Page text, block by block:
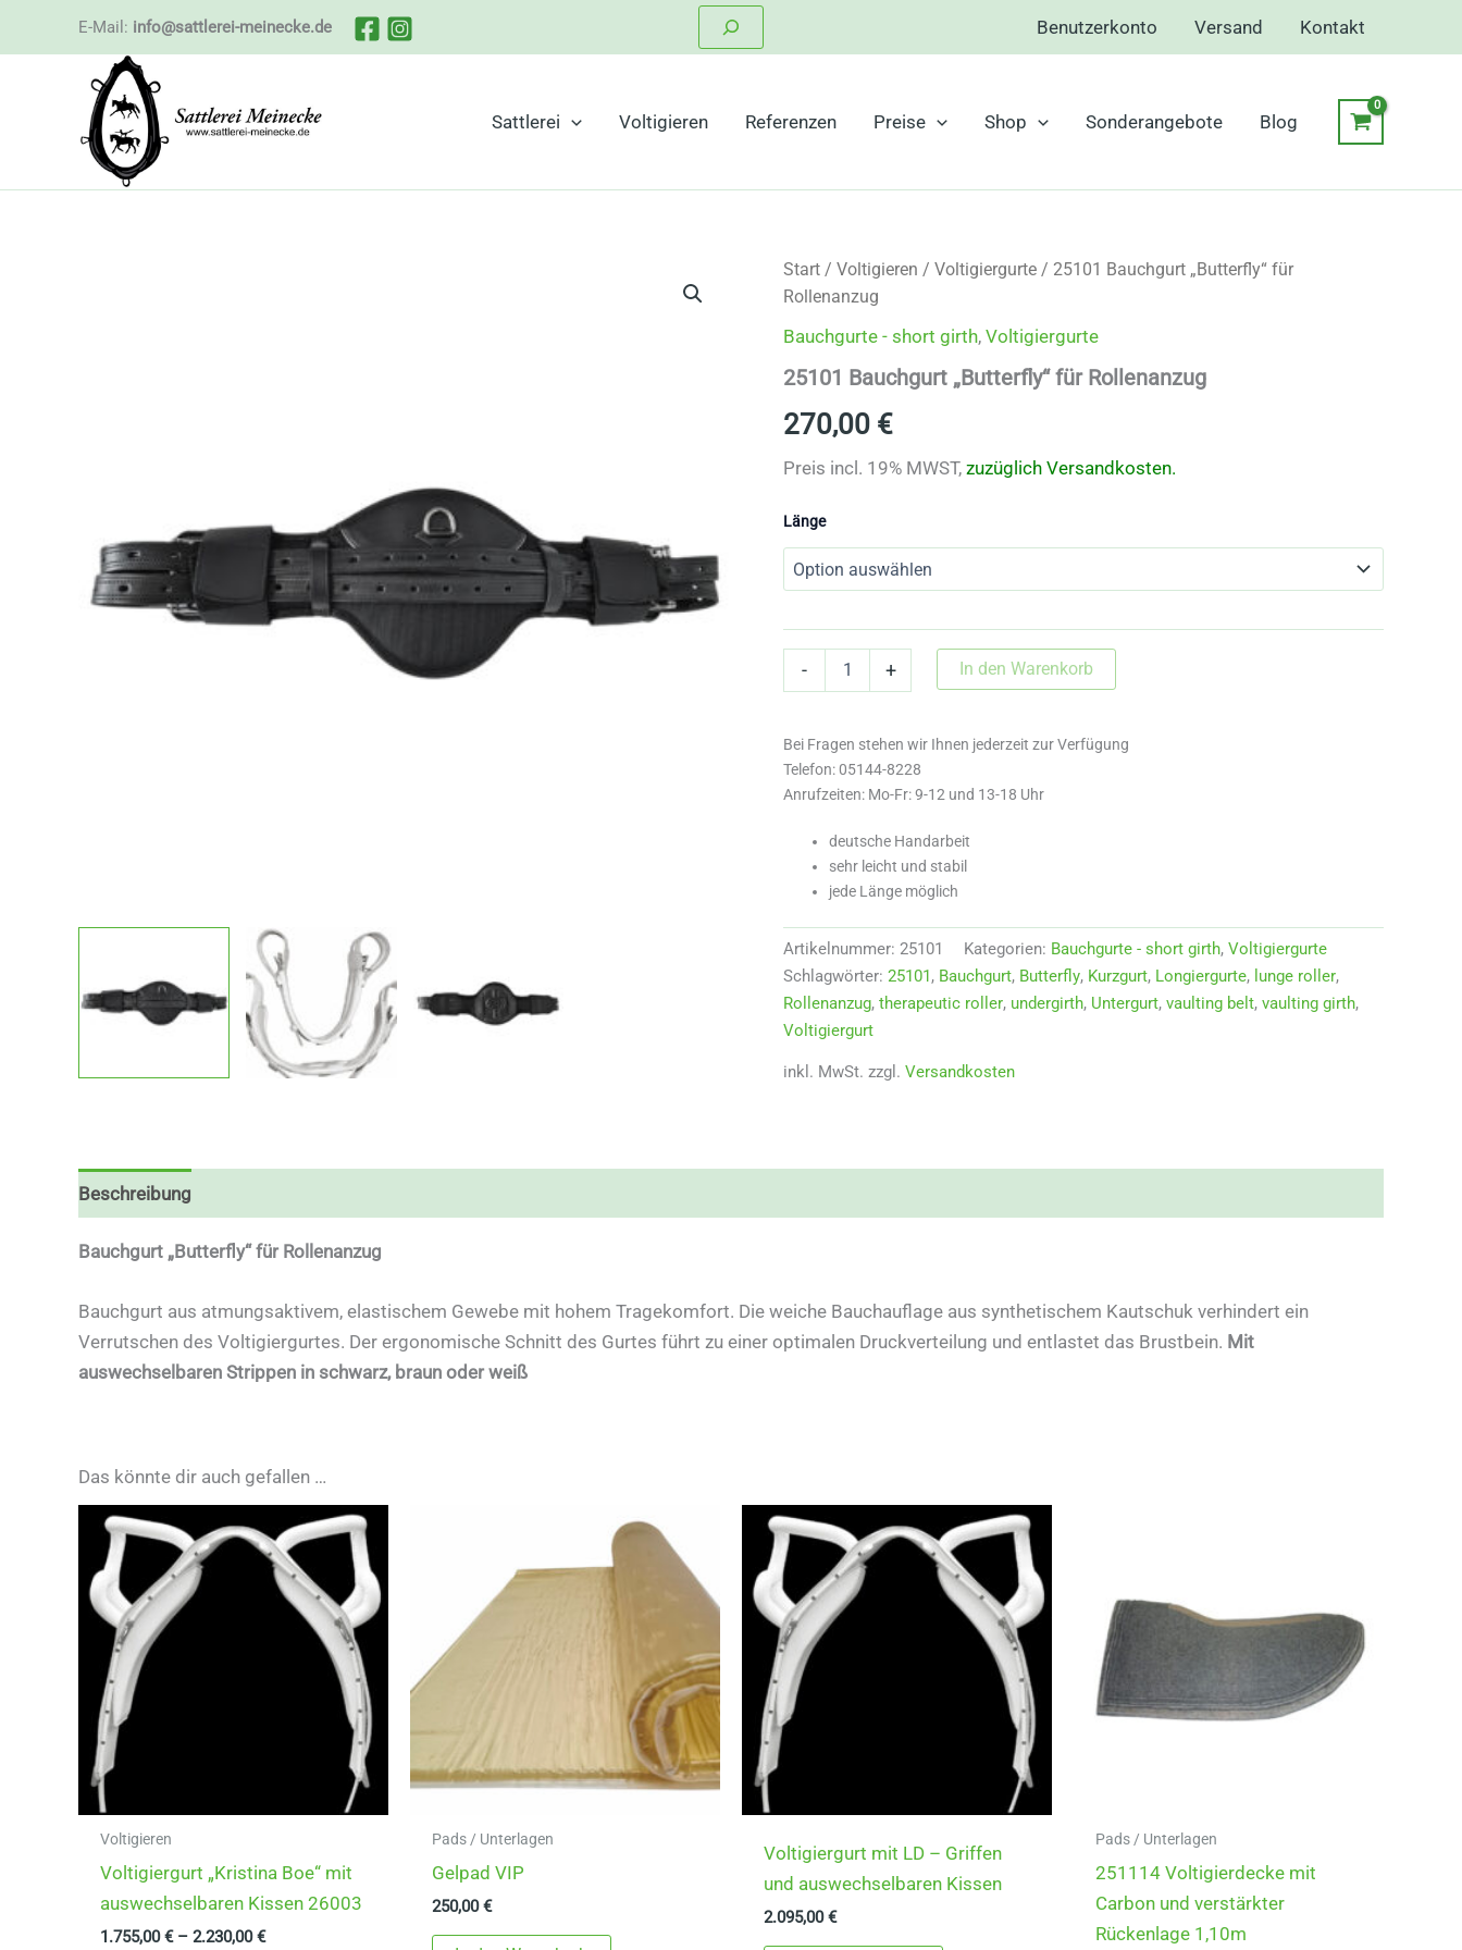
E-Mail: info@sattlerei-meinecke.de Benutzerkonto Versand Kontakt
Sattlerei Voltigieren Referenzen Preise Shop Sonderangebote Blog
Start / Voltigieren / Voltigiergurte / 25101 Bauchgurt „Butterfly“ für
Rollenanzug
Bauchgurte - short girth, Voltigiergurte
25101 Bauchgurt „Butterfly“ für Rollenanzug
270,00 €
Preis incl. 19% MWST, zuzüglich Versandkosten.
Länge
-
Bauchgurt
Rollenanzug
Menge
+ In den Warenkorb
Bei Fragen stehen wir Ihnen jederzeit zur Verfügung
Telefon: 05144-8228
Anrufzeiten: Mo-Fr: 9-12 und 13-18 Uhr
deutsche Handarbeit
sehr leicht und stabil
jede Länge möglich
Artikelnummer: 25101 Kategorien: Bauchgurte - short girth, Voltigiergurte
Schlagwörter: 25101, Bauchgurt, Butterfly, Kurzgurt, Longiergurte, lunge roller,
Rollenanzug, therapeutic roller, undergirth, Untergurt, vaulting belt, vaulting girth,
Voltigiergurt
inkl. MwSt. zzgl. Versandkosten
Beschreibung
Bauchgurt „Butterfly“ für Rollenanzug
Bauchgurt aus atmungsaktivem, elastischem Gewebe mit hohem Tragekomfort. Die weiche Bauchauflage aus synthetischem Kautschuk verhindert ein
Verrutschen des Voltigiergurtes. Der ergonomische Schnitt des Gurtes führt zu einer optimalen Druckverteilung und entlastet das Brustbein. Mit
auswechselbaren Strippen in schwarz, braun oder weiß
Das könnte dir auch gefallen …
Voltigieren
Voltigiergurt „Kristina Boe“ mit
auswechselbaren Kissen 26003
1.755,00€–2.230,00€
Pads / Unterlagen
Gelpad VIP
250,00€
Voltigiergurt mit LD – Griffen
und auswechselbaren Kissen
2.095,00€
Pads / Unterlagen
251114 Voltigierdecke mit
Carbon und verstärkter
Rückenlage 1,10m